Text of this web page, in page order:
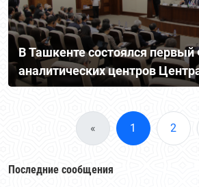
В Ташкенте состоялся
аналитических центров
Республики Корея
« 1 2
Последние сообщения